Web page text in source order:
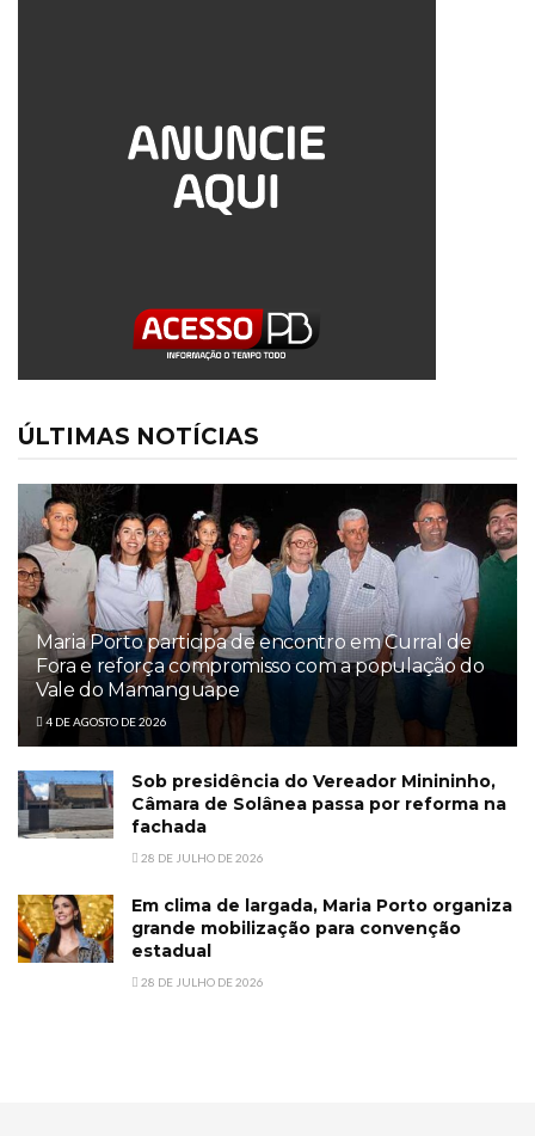
ÚLTIMAS NOTÍCIAS
Maria Porto participa de encontro em Curral de
Fora e reforça compromisso com a população do
Vale do Mamanguape
4 DE AGOSTO DE 2026
Sob presidência do Vereador Minininho,
Câmara de Solânea passa por reforma na
fachada
28 DE JULHO DE 2026
Em clima de largada, Maria Porto organiza
grande mobilização para convenção
estadual
28 DE JULHO DE 2026